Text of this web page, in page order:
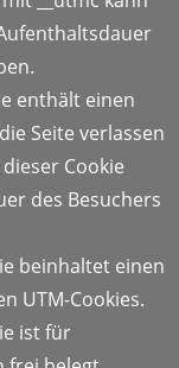
enthält einen
Seite verlassen
Cookie
des Besuchers
beinhaltet einen
UTM-Cookies.
ist für